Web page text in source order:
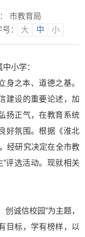
市教育局
： 大 中 小
小学：
身之本、道德之基。
建设的重要论述，加
扬正气，在教育系统
好氛围。根据《淮北
经研究决定在全市教
评选活动。现就相关
诚信校园”为主题，
目标，学有榜样，以